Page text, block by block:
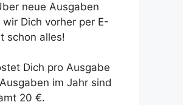
neue Ausgaben
Dich vorher per E-
schon alles!
Dich pro Ausgabe
im Jahr sind
20 €.